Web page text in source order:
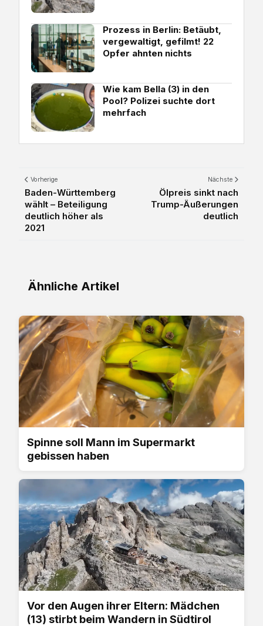
Prozess in Berlin: Betäubt,
vergewaltigt, gefilmt! 22
Opfer ahnten nichts
Wie kam Bella (3) in den
Pool? Polizei suchte dort
mehrfach
Vorherige
Baden-Württemberg
wählt – Beteiligung
deutlich höher als
2021
Nächste
Ölpreis sinkt nach
Trump-Äußerungen
deutlich
Ähnliche Artikel
Spinne soll Mann im Supermarkt
gebissen haben
Vor den Augen ihrer Eltern: Mädchen
(13) stirbt beim Wandern in Südtirol